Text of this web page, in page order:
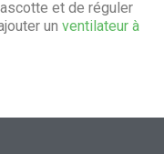
et de réguler
un ventilateur à